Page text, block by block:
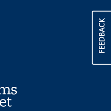
FEEDBACK